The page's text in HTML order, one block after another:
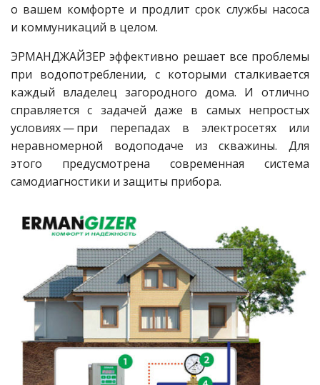
о вашем комфорте и продлит срок службы насоса
и коммуникаций в целом.
ЭРМАНДЖАЙЗЕР эффективно решает все проблемы
при водопотреблении, с которыми сталкивается
каждый владелец загородного дома. И отлично
справляется с задачей даже в самых непростых
условиях — ​при перепадах в электросетях или
неравномерной водоподаче из скважины. Для
этого предусмотрена современная система
самодиагностики и защиты прибора.